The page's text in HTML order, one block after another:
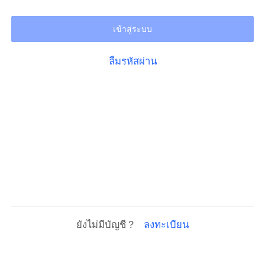
เข้าสู่ระบบ
ลืมรหัสผ่าน
ยังไม่มีบัญชี？ ลงทะเบียน